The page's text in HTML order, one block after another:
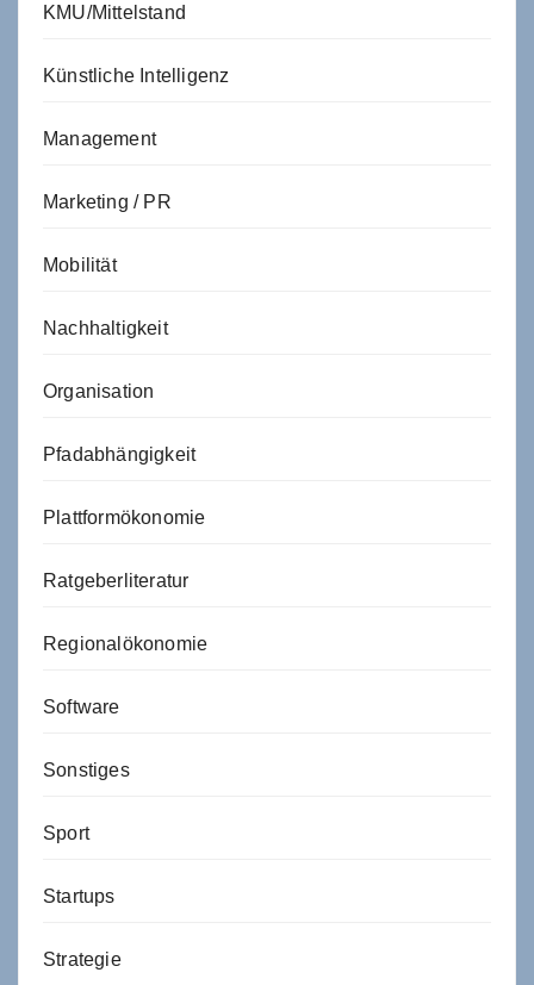
KMU/Mittelstand
Künstliche Intelligenz
Management
Marketing / PR
Mobilität
Nachhaltigkeit
Organisation
Pfadabhängigkeit
Plattformökonomie
Ratgeberliteratur
Regionalökonomie
Software
Sonstiges
Sport
Startups
Strategie